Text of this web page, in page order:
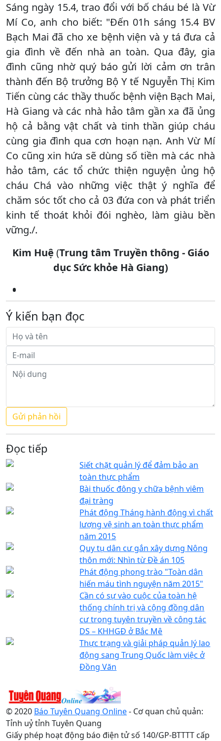
Sáng ngày 15.4, trao đổi với bố cháu bé là Vừ
Mí Co, anh cho biết: "Đến 01h sáng 15.4 BV
Bạch Mai đã cho xe bệnh viện và y tá đưa cả
gia đình về đến nhà an toàn. Qua đây, gia
đình cũng nhờ quý báo gửi lời cảm ơn trân
thành đến Bộ trưởng Bộ Y tế Nguyễn Thị Kim
Tiến cùng các thầy thuốc bệnh viện Bạch Mai,
Hà Giang và các nhà hảo tâm gần xa đã ủng
hộ cả bằng vật chất và tinh thần giúp cháu
cùng gia đình qua cơn hoạn nạn. Anh Vừ Mí
Co cũng xin hứa sẽ dùng số tiền mà các nhà
hảo tâm, các tổ chức thiện nguyện ủng hộ
cháu Chá vào những việc thật ý nghĩa để
chăm sóc tốt cho cả 03 đứa con và phát triển
kinh tế thoát khỏi đói nghèo, làm giàu bền
vững./.
Kim Huệ (Trung tâm Truyền thông - Giáo
dục Sức khỏe Hà Giang)
Ý kiến bạn đọc
Đọc tiếp
Siết chặt quản lý để đảm bảo an
toàn thực phẩm
Bài thuốc đông y chữa bệnh viêm
đại tràng
Phát động Tháng hành động vì chất
lượng vệ sinh an toàn thực phẩm
năm 2015
Quy tụ dân cư gắn xây dựng Nông
thôn mới: Nhìn từ Đề án 105
Phát động phong trào "Toàn dân
hiến máu tình nguyện năm 2015"
Cần có sự vào cuộc của toàn hệ
thống chính trị và cộng đồng dân
cư trong tuyên truyền về công tác
DS – KHHGĐ ở Bắc Mê
Thực trạng và giải pháp quản lý lao
động sang Trung Quốc làm việc ở
Đồng Văn
© 2020 Báo Tuyên Quang Online- Cơ quan chủ quản:
Tỉnh uỷ tỉnh Tuyên Quang
Giấy phép hoạt động báo điện tử số 140/GP-BTTTT cấp